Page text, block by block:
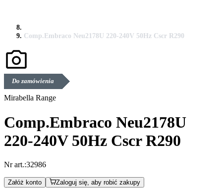
Comp.Embraco Neu2178U 220-240V 50Hz Cscr R290
Do zamówienia
Mirabella Range
Comp.Embraco Neu2178U
220-240V 50Hz Cscr R290
Nr art.:32986
Załóż konto Zaloguj się, aby robić zakupy